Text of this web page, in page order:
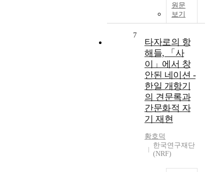
원문
보기
7
타자로의 항
해들, 「사
이」에서 창
안된 네이션 -
한일 개항기
의 견문록과
간문화적 자
기 재현
황호덕
한국연구재단
(NRF)